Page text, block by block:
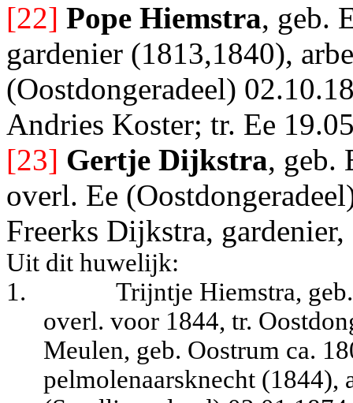
[22] Pope Hiemstra, geb.
gardenier (1813,1840),
(Oostdongeradeel)
Andries Koster; tr. Ee
[23] Gertje Dijkstra, geb.
overl. Ee
Freerks Dijkstra,
Uit dit huwelijk:
1.
Trijntje Hiemstra,
overl. voor 1844, tr.
Meulen, geb. Oostrum ca.
pelmolenaarsknecht (1844),